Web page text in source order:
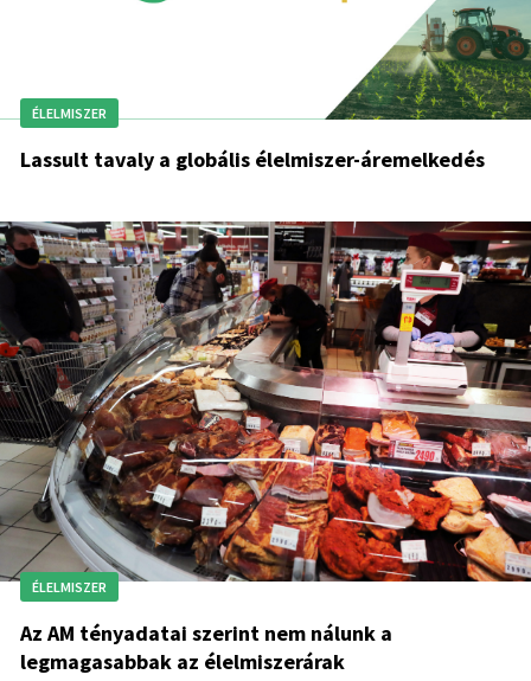
ÉLELMISZER
Lassult tavaly a globális élelmiszer-áremelkedés
ÉLELMISZER
Az AM tényadatai szerint nem nálunk a
legmagasabbak az élelmiszerárak